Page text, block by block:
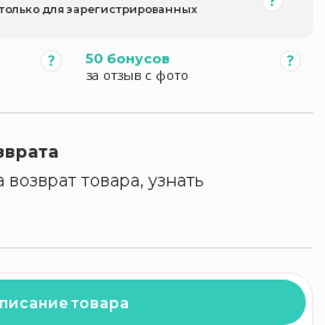
для зарегистрированных
50 бонусов
за отзыв с фото
товара, узнать
товара